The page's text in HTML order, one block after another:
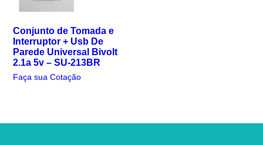
Conjunto de Tomada e
Interruptor + Usb De
Parede Universal Bivolt
2.1a 5v – SU-213BR
Faça sua Cotação